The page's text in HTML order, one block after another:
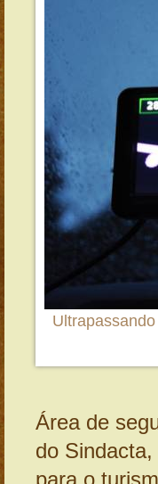
Área de
do